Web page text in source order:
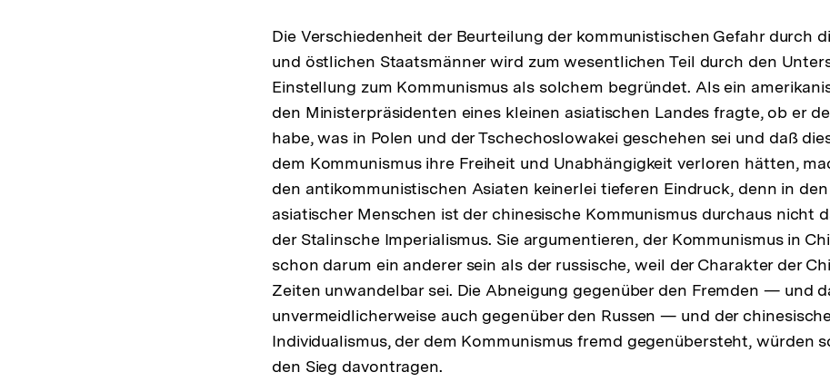
Die Verschiedenheit der Beurteilung der kommunistischen Gefahr durch
und östlichen Staatsmänner wird zum wesentlichen Teil durch den
Einstellung zum Kommunismus als solchem begründet. Als ein
den Ministerpräsidenten eines kleinen asiatischen Landes fragte, ob er
habe, was in Polen und der Tschechoslowakei geschehen sei und daß
dem Kommunismus ihre Freiheit und Unabhängigkeit verloren hätten,
den antikommunistischen Asiaten keinerlei tieferen Eindruck, denn in
asiatischer Menschen ist der chinesische Kommunismus durchaus nicht
der Stalinsche Imperialismus. Sie argumentieren, der Kommunismus in
schon darum ein anderer sein als der russische, weil der Charakter der
Zeiten unwandelbar sei. Die Abneigung gegenüber den Fremden — und
unvermeidlicherweise auch gegenüber den Russen — und der
Individualismus, der dem Kommunismus fremd gegenübersteht, würden
den Sieg davontragen.